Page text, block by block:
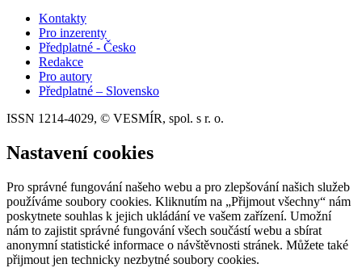
Kontakty
Pro inzerenty
Předplatné - Česko
Redakce
Pro autory
Předplatné – Slovensko
ISSN 1214-4029, © VESMÍR, spol. s r. o.
Nastavení cookies
Pro správné fungování našeho webu a pro zlepšování našich služeb
používáme soubory cookies. Kliknutím na „Přijmout všechny“ nám
poskytnete souhlas k jejich ukládání ve vašem zařízení. Umožní
nám to zajistit správné fungování všech součástí webu a sbírat
anonymní statistické informace o návštěvnosti stránek. Můžete také
přijmout jen technicky nezbytné soubory cookies.